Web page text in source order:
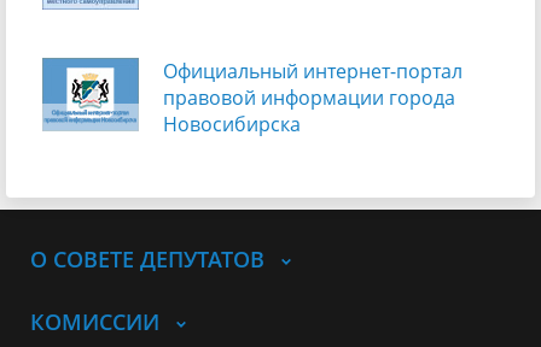
Официальный интернет-портал
правовой информации города
Новосибирска
О СОВЕТЕ ДЕПУТАТОВ
КОМИССИИ